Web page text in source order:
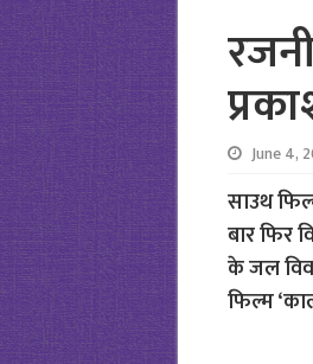
June 4,
साउथ
बार फिर
के जल
फिल्म